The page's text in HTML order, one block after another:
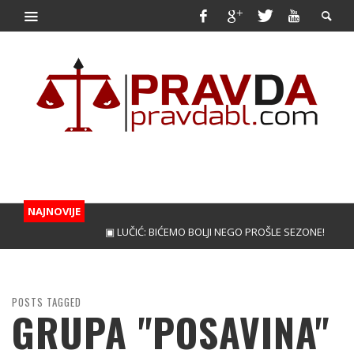
NAJNOVIJE
▣ LUČIĆ: BIĆEMO BOLJI NEGO PROŠLE SEZONE! ▣
POSTS TAGGED
GRUPA "POSAVINA"